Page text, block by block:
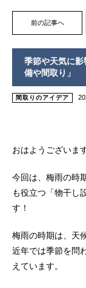
前の記事へ
季節や天気に
備や間取り」
間取りのアイデア
おはようございま
今回は、梅雨の時
も役立つ「物干し
す！
梅雨の時期は、天
近年では季節を問
えています。